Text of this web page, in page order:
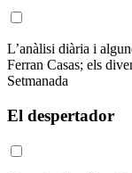
L’anàlisi diària i
Ferran Casas; els
Setmanada
El despertador